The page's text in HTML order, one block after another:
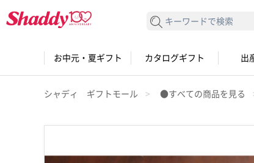
検索する
お中元・夏ギフト カタログギフト 出
シャディ ギフトモール ●すべての商品を見る